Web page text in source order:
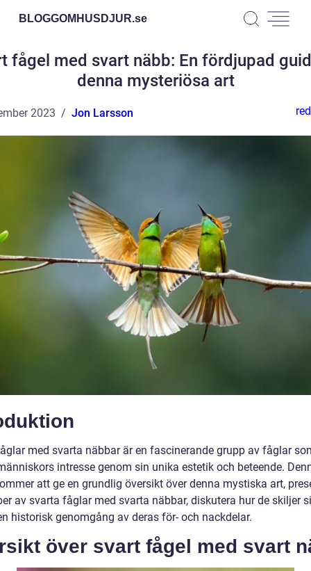
BLOGGOMHUSDJUR.se
fågel med svart näbb: En fördjupad
denna mysteriösa art
2023 Jon Larsson
med svarta näbbar är en fascinerande grupp av fåglar
intresse genom sin unika estetik och beteende.
att ge en grundlig översikt över denna mystiska art,
av svarta fåglar med svarta näbbar, diskutera hur de skiljer
historisk genomgång av deras för- och nackdelar.
över svart fågel med svart